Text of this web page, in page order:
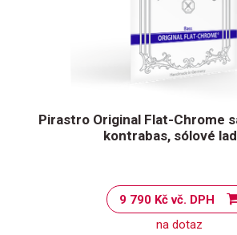
Pirastro Original Flat-Chrome
kontrabas, sólové
9 790 Kč vč. DPH
na dotaz